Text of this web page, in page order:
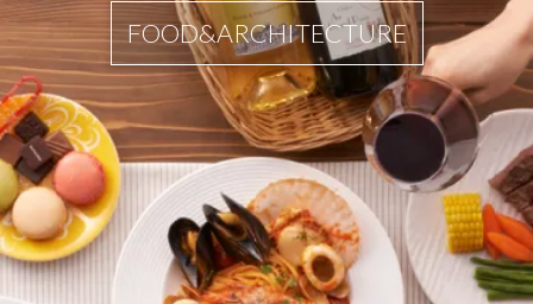
FOOD&ARCHITECTURE